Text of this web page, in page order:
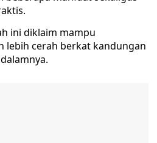
ini diklaim mampu
lebih cerah berkat kandungan